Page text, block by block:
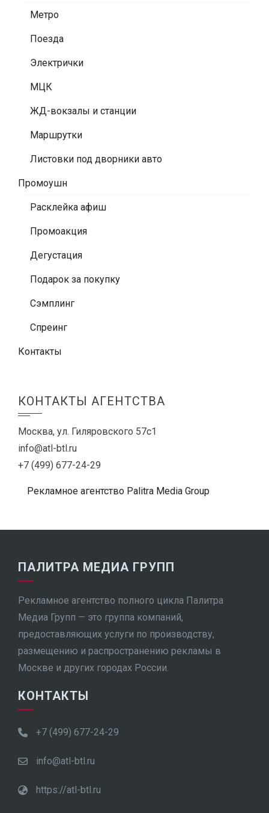
Метро
Поезда
Электрички
МЦК
ЖД-вокзалы и станции
Маршрутки
Листовки под дворники авто
Промоушн
Расклейка афиш
Промоакция
Дегустация
Подарок за покупку
Сэмплинг
Спреинг
Контакты
КОНТАКТЫ АГЕНТСТВА
Москва, ул. Гиляровского 57с1
info@atl-btl.ru
+7 (499) 677-24-29
Рекламное агентство Palitra Media Group
ПАЛИТРА МЕДИА ГРУПП
Рекламное агентство полного цикла Палитра
Медиа Групп — это группа компаний,
предоставляющих услуги по производству,
размещению и распространению рекламы в
Москве и других городах России.
КОНТАКТЫ
+7 (499) 677-24-29
info@atl-btl.ru
https://atl-btl.ru